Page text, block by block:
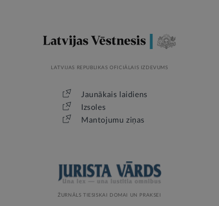
LATVIJAS REPUBLIKAS OFICIĀLAIS IZDEVUMS
Jaunākais laidiens
Izsoles
Mantojumu ziņas
ŽURNĀLS TIESISKAI DOMAI UN PRAKSEI